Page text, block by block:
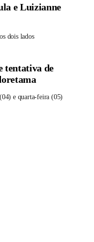
e Luizianne
dois lados
tentativa de
e quarta-feira (05)